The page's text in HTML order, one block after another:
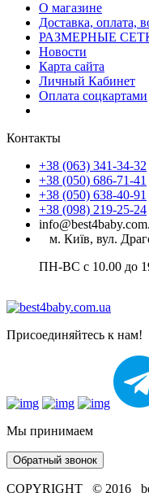
О магазине
Доставка, оплата,
РАЗМЕРНЫЕ
Новости
Карта сайта
Личный Кабинет
Оплата соцкартами
Контакты
+38 (063) 341-34-32
+38 (050) 686-71-41
+38 (050) 638-40-91
+38 (098) 219-25-24
м. Київ, вул.
ПН-ВС с 10.00 до
Присоединяйтесь к нам!
Мы принимаем
Обратный звонок
COPYRIGHT © 2016